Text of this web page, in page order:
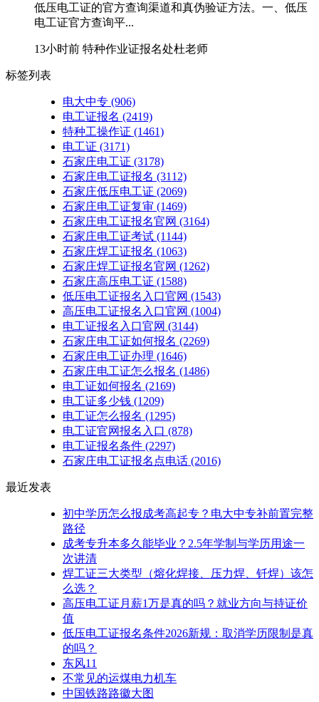
低压电工证的官方查询渠道和真伪验证方法。一、低压
电工证官方查询平...
13小时前 特种作业证报名处杜老师
标签列表
电大中专 (906)
电工证报名 (2419)
特种工操作证 (1461)
电工证 (3171)
石家庄电工证 (3178)
石家庄电工证报名 (3112)
石家庄低压电工证 (2069)
石家庄电工证复审 (1469)
石家庄电工证报名官网 (3164)
石家庄电工证考试 (1144)
石家庄焊工证报名 (1063)
石家庄焊工证报名官网 (1262)
石家庄高压电工证 (1588)
低压电工证报名入口官网 (1543)
高压电工证报名入口官网 (1004)
电工证报名入口官网 (3144)
石家庄电工证如何报名 (2269)
石家庄电工证办理 (1646)
石家庄电工证怎么报名 (1486)
电工证如何报名 (2169)
电工证多少钱 (1209)
电工证怎么报名 (1295)
电工证官网报名入口 (878)
电工证报名条件 (2297)
石家庄电工证报名点电话 (2016)
最近发表
初中学历怎么报成考高起专？电大中专补前置完整
路径
成考专升本多久能毕业？2.5年学制与学历用途一
次讲清
焊工证三大类型（熔化焊接、压力焊、钎焊）该怎
么选？
高压电工证月薪1万是真的吗？就业方向与持证价
值
低压电工证报名条件2026新规：取消学历限制是真
的吗？
东风11
不常见的运煤电力机车
中国铁路路徽大图